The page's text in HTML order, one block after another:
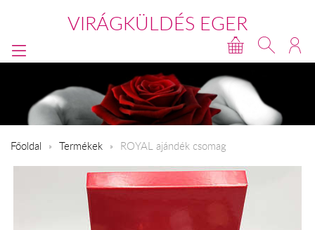
VIRÁGKÜLDÉS EGER
Főoldal Termékek ROYAL ajándék csomag